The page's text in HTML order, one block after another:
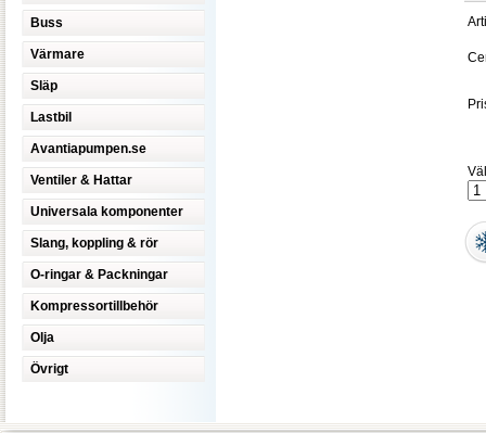
Buss
Värmare
Släp
Lastbil
Avantiapumpen.se
Ventiler & Hattar
Universala komponenter
Slang, koppling & rör
O-ringar & Packningar
Kompressortillbehör
Olja
Övrigt